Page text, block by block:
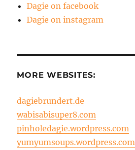
Dagie on facebook
Dagie on instagram
MORE WEBSITES:
dagiebrundert.de
wabisabisuper8.com
pinholedagie.wordpress.com
yumyumsoups.wordpress.com